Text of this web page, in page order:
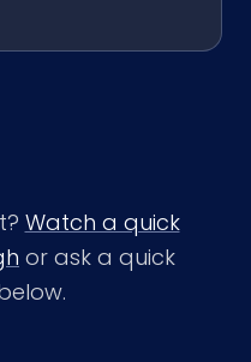
Watch a quick
or ask a quick